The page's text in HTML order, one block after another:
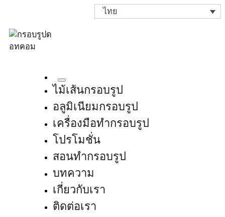
ไทย
ไม้เส้นกรอบรูป
อลูมิเนียมกรอบรูป
เครื่องมือทำกรอบรูป
โปรโมชั่น
สอนทำกรอบรูป
บทความ
เกี่ยวกับเรา
ติดต่อเรา